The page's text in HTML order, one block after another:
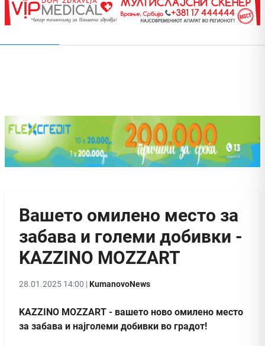
Вашето омилено место за
забава и големи добивки -
KAZZINO MOZZART
28.01.2025 14:00 |KumanovoNews
KAZZINO MOZZART - вашето ново омилено место
за забава и најголеми добивки во градот!